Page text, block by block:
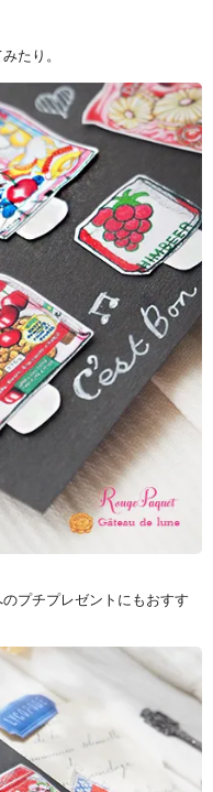
たり。
プチプレゼントにもおすす